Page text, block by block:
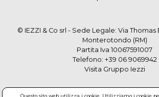
© IEZZI & Co srl - Sede Legale: Via Thomas
Monterotondo (RM)
Partita Iva 10067591007
Telefono: +39 06 9069942
Visita Gruppo Iezzi
Questo sito web utilizza i cookie. Utilizziamo i cookie